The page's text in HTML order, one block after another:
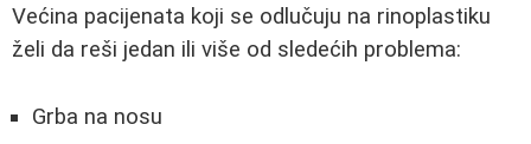
Većina pacijenata koji se odlučuju na rinoplastiku
želi da reši jedan ili više od sledećih problema:
Grba na nosu